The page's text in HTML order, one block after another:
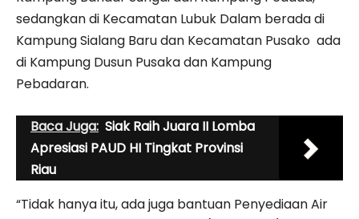
sedangkan di Kecamatan Lubuk Dalam berada di
Kampung Sialang Baru dan Kecamatan Pusako ada
di Kampung Dusun Pusaka dan Kampung
Pebadaran.
Baca Juga: Siak Raih Juara II Lomba
Apresiasi PAUD HI Tingkat Provinsi
Riau
“Tidak hanya itu, ada juga bantuan Penyediaan Air